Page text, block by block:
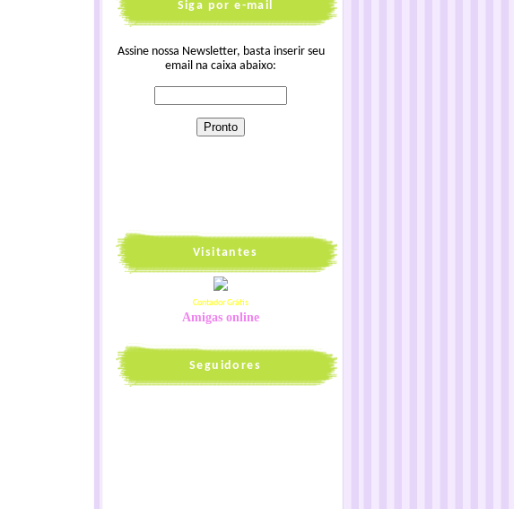
Siga por e-mail
Assine nossa Newsletter, basta inserir seu
email na caixa abaixo:
Visitantes
Contador Grátis
Amigas online
Seguidores